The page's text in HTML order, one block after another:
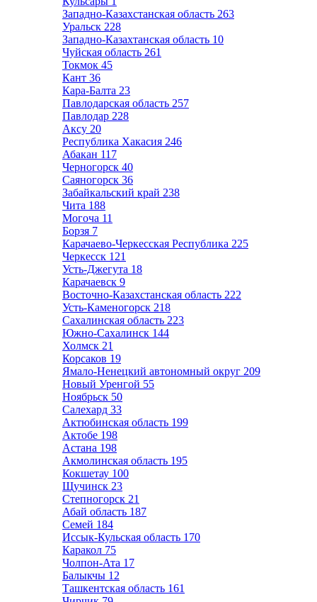
Западно-Казахстанская область 263
Уральск 228
Западно-Казахтанская область 10
Чуйская область 261
Токмок 45
Кант 36
Кара-Балта 23
Павлодарская область 257
Павлодар 228
Аксу 20
Республика Хакасия 246
Абакан 117
Черногорск 40
Саяногорск 36
Забайкальский край 238
Чита 188
Могоча 11
Борзя 7
Карачаево-Черкесская Республика 225
Черкесск 121
Усть-Джегута 18
Карачаевск 9
Восточно-Казахстанская область 222
Усть-Каменогорск 218
Сахалинская область 223
Южно-Сахалинск 144
Холмск 21
Корсаков 19
Ямало-Ненецкий автономный округ 209
Новый Уренгой 55
Ноябрьск 50
Салехард 33
Актюбинская область 199
Актобе 198
Астана 198
Акмолинская область 195
Кокшетау 100
Щучинск 23
Степногорск 21
Абай область 187
Семей 184
Иссык-Кульская область 170
Каракол 75
Чолпон-Ата 17
Балыкчы 12
Ташкентская область 161